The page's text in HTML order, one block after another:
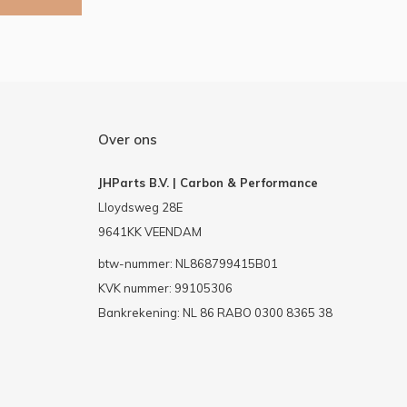
Over ons
JHParts B.V. | Carbon & Performance
Lloydsweg 28E
9641KK VEENDAM
btw-nummer: NL868799415B01
KVK nummer: 99105306
Bankrekening: NL 86 RABO 0300 8365 38